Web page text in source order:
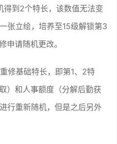
得到2个特长，该数值无法变
张立绘，培养至15级解锁第3
申请随机更改。
修基础特长，即第1、2特
）和人事额度（分解后勤获
行重新随机，但是之后另外